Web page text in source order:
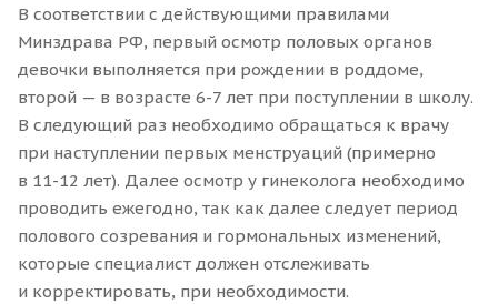
В соответствии с действующими правилами
Минздрава РФ, первый осмотр половых органов
девочки выполняется при рождении в роддоме,
второй — в возрасте 6-7 лет при поступлении в школу.
В следующий раз необходимо обращаться к врачу
при наступлении первых менструаций (примерно
в 11-12 лет). Далее осмотр у гинеколога необходимо
проводить ежегодно, так как далее следует период
полового созревания и гормональных изменений,
которые специалист должен отслеживать
и корректировать, при необходимости.